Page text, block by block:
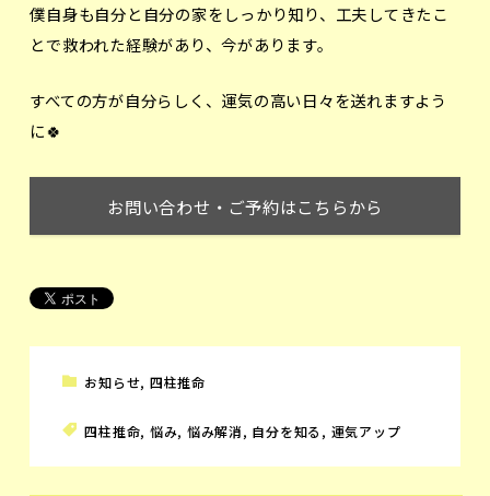
僕自身も自分と自分の家をしっかり知り、工夫してきたこ
とで救われた経験があり、今があります。
すべての方が自分らしく、運気の高い日々を送れますよう
に🍀
お問い合わせ・ご予約はこちらから
お知らせ, 四柱推命
四柱推命, 悩み, 悩み解消, 自分を知る , 運気アップ